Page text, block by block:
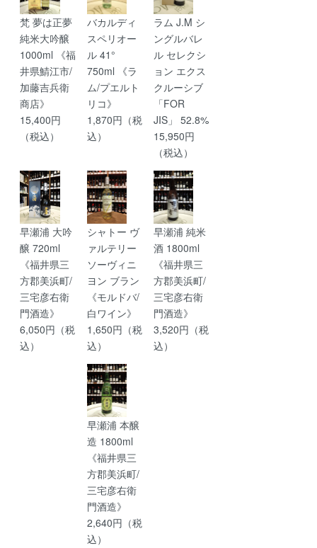
梵 夢は正夢
純米大吟醸
1000ml 《福
井県鯖江市/
加藤吉兵衛
商店》
15,400円
（税込）
バカルディ
スペリオー
ル 41°
750ml 《ラ
ム/プエルト
リコ》
1,870円（税
込）
ラム J.M シ
ングルバレ
ル セレクシ
ョン エクス
クルーシブ
「FOR
JIS」 52.8%
15,950円
（税込）
早瀬浦 大吟
醸 720ml
《福井県三
方郡美浜町/
三宅彦右衛
門酒造》
6,050円（税
込）
シャトー ヴ
ァルテリー
ソーヴィニ
ヨン ブラン
《モルドバ/
白ワイン》
1,650円（税
込）
早瀬浦 純米
酒 1800ml
《福井県三
方郡美浜町/
三宅彦右衛
門酒造》
3,520円（税
込）
早瀬浦 本醸
造 1800ml
《福井県三
方郡美浜町/
三宅彦右衛
門酒造》
2,640円（税
込）